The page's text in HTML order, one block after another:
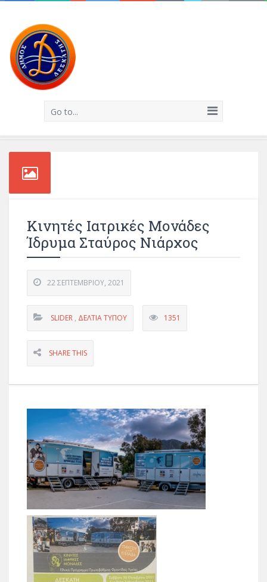
Go to...
Κινητές Ιατρικές Μονάδες
Ίδρυμα Σταύρος Νιάρχος
22 ΣΕΠΤΕΜΒΡΊΟΥ, 2021
SLIDER , ΔΕΛΤΊΑ ΤΎΠΟΥ 1351
SHARE THIS